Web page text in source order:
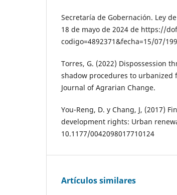
Secretaría de Gobernación. Ley
18 de mayo de 2024 de https://
codigo=4892371&fecha=15/07/
Torres, G. (2022) Dispossession
shadow procedures to urbanized
Journal of Agrarian Change.
You-Reng, D. y Chang, J, (2017)
development rights: Urban
10.1177/0042098017710124
Artículos similares